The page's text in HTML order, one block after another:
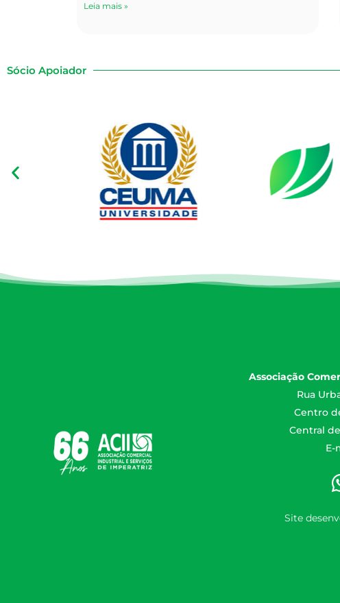
Leia mais »
Sócio Apoiador
Associação
Rua
Centro
Central
E-
Site